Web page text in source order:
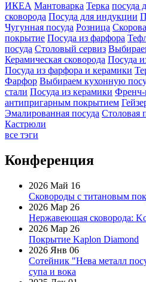
ИКЕА Мантоварка Терка посуда
сковорода Посуда для индукции
Чугунная посуда Розница
покрытие Посуда из фарфора
посуда Столовый сервиз
Керамическая сковорода Посуда
Посуда из фарфора и керамики
Фарфор Выбираем кухонную
стали Посуда из керамики Френч-
антипригарным покрытием
Эмалированная посуда Столовая
Кастрюли
все тэги
Конференция
2026 Май 16
Сковороды с титановым
2026 Мар 26
Нержавеющая сковорода:
2026 Мар 26
Покрытие Kaplon Diamond
2026 Янв 06
Сотейник "Нева металл
супа и вока